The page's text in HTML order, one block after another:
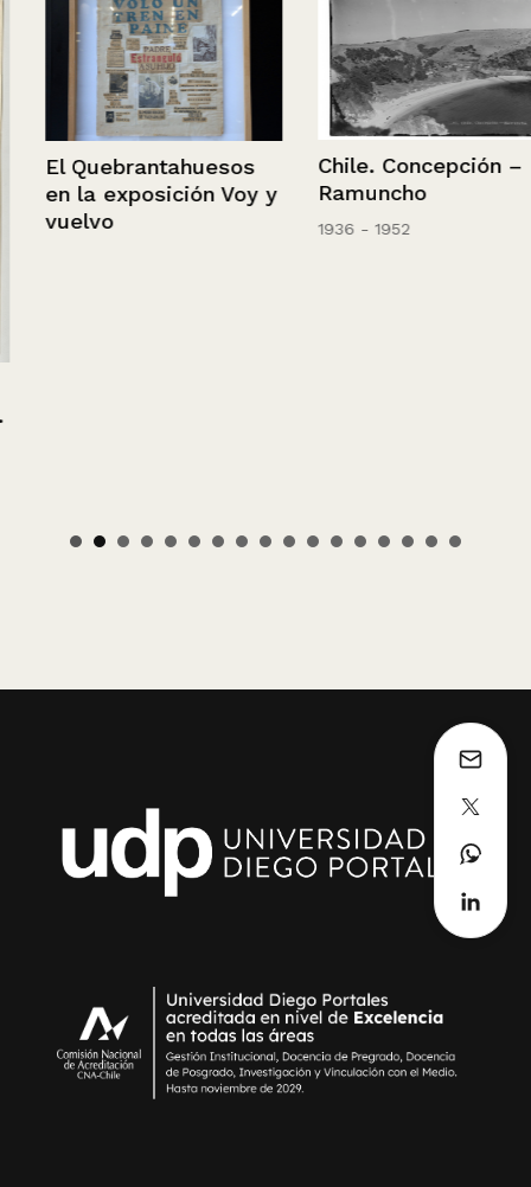
El Quebrantahuesos
en la exposición Voy y
vuelvo
Chile. Concepción –
Ramuncho
1936 - 1952